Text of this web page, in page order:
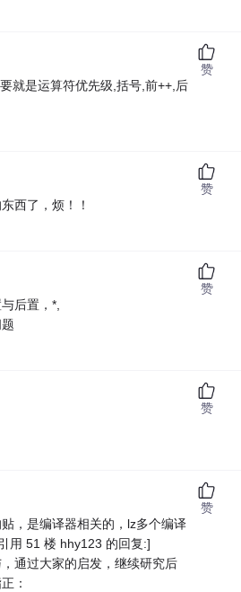
就是运算符优先级,括号,前++,后
赞
西了，烦！！
赞
后置，*,
赞
赞
，是编译器相关的，lz多个编译
用 51 楼 hhy123 的回复:]
通过大家的启发，继续研究后
：
赞